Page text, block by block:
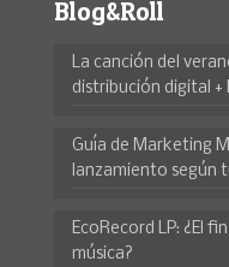
Blog&Roll
La canción del
distribución digital +
Guía de Marketing
lanzamiento según
EcoRecord LP: ¿El
música?